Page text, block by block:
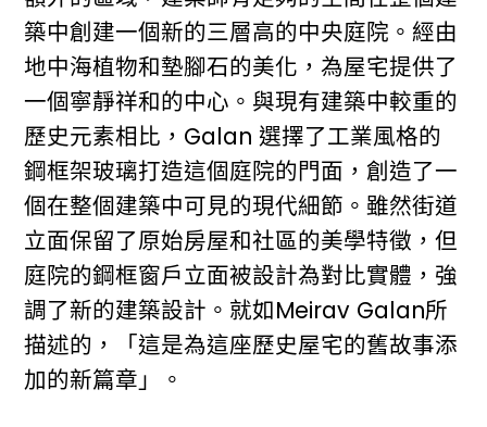
築中創建一個新的三層高的中央庭院。經由
地中海植物和墊腳石的美化，為屋宅提供了
一個寧靜祥和的中心。與現有建築中較重的
歷史元素相比，Galan 選擇了工業風格的
鋼框架玻璃打造這個庭院的門面，創造了一
個在整個建築中可見的現代細節。雖然街道
立面保留了原始房屋和社區的美學特徵，但
庭院的鋼框窗戶立面被設計為對比實體，強
調了新的建築設計。就如Meirav Galan所
描述的，「這是為這座歷史屋宅的舊故事添
加的新篇章」。